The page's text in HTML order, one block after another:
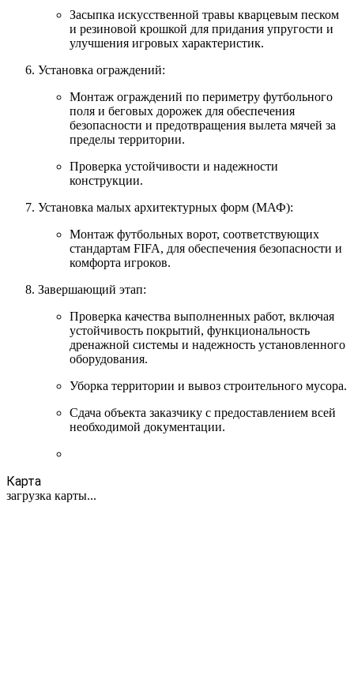
Засыпка искусственной травы кварцевым песком
и резиновой крошкой для придания упругости и
улучшения игровых характеристик.
Установка ограждений:
Монтаж ограждений по периметру футбольного
поля и беговых дорожек для обеспечения
безопасности и предотвращения вылета мячей за
пределы территории.
Проверка устойчивости и надежности
конструкции.
Установка малых архитектурных форм (МАФ):
Монтаж футбольных ворот, соответствующих
стандартам FIFA, для обеспечения безопасности и
комфорта игроков.
Завершающий этап:
Проверка качества выполненных работ, включая
устойчивость покрытий, функциональность
дренажной системы и надежность установленного
оборудования.
Уборка территории и вывоз строительного мусора.
Сдача объекта заказчику с предоставлением всей
необходимой документации.
Карта
загрузка карты...